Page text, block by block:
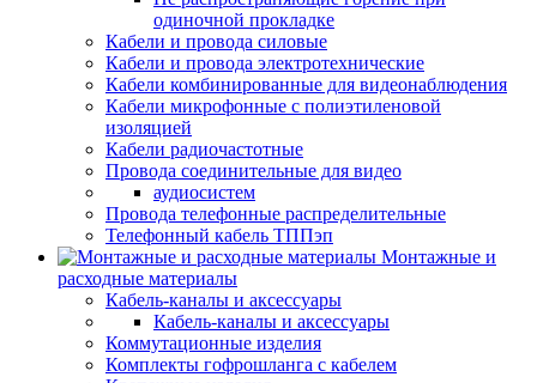
одиночной прокладке
Кабели и провода силовые
Кабели и провода электротехнические
Кабели комбинированные для видеонаблюдения
Кабели микрофонные с полиэтиленовой
изоляцией
Кабели радиочастотные
Провода соединительные для видео
аудиосистем
Провода телефонные распределительные
Телефонный кабель ТППэп
Монтажные и
расходные материалы
Кабель-каналы и аксессуары
Кабель-каналы и аксессуары
Коммутационные изделия
Комплекты гофрошланга с кабелем